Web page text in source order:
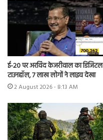
ई-20 पर अरविंद केजरीवाल का डिजिटल
टाउनहॉल, 7 लाख लोगों ने लाइव देखा
2 August 2026 - 8:13 AM